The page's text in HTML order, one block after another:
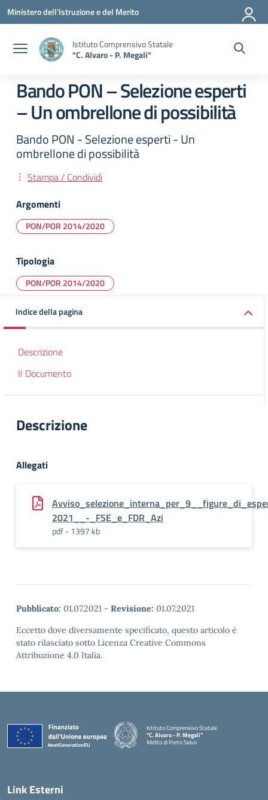
Vai ai contenuti
Vai al menu di navigazione
Vai al footer
Ministero dell'Istruzione e del Merito
Istituto Comprensivo Statale
"C. Alvaro - P. Megali"
Bando PON – Selezione esperti
– Un ombrellone di possibilità
Bando PON - Selezione esperti - Un
ombrellone di possibilità
Stampa / Condividi
Argomenti
PON/POR 2014/2020
Tipologia
PON/POR 2014/2020
Indice della pagina
Descrizione
Il Documento
Descrizione
Allegati
2021__-_FSE_e_FDR_Azi
pdf - 1397 kb
Pubblicato: 01.07.2021 - Revisione: 01.07.2021
Eccetto dove diversamente specificato, questo articolo è
stato rilasciato sotto Licenza Creative Commons
Attribuzione 4.0 Italia.
Istituto Comprensivo Statale
"C. Alvaro - P. Megali"
Melito di Porto Salvo
Link Esterni